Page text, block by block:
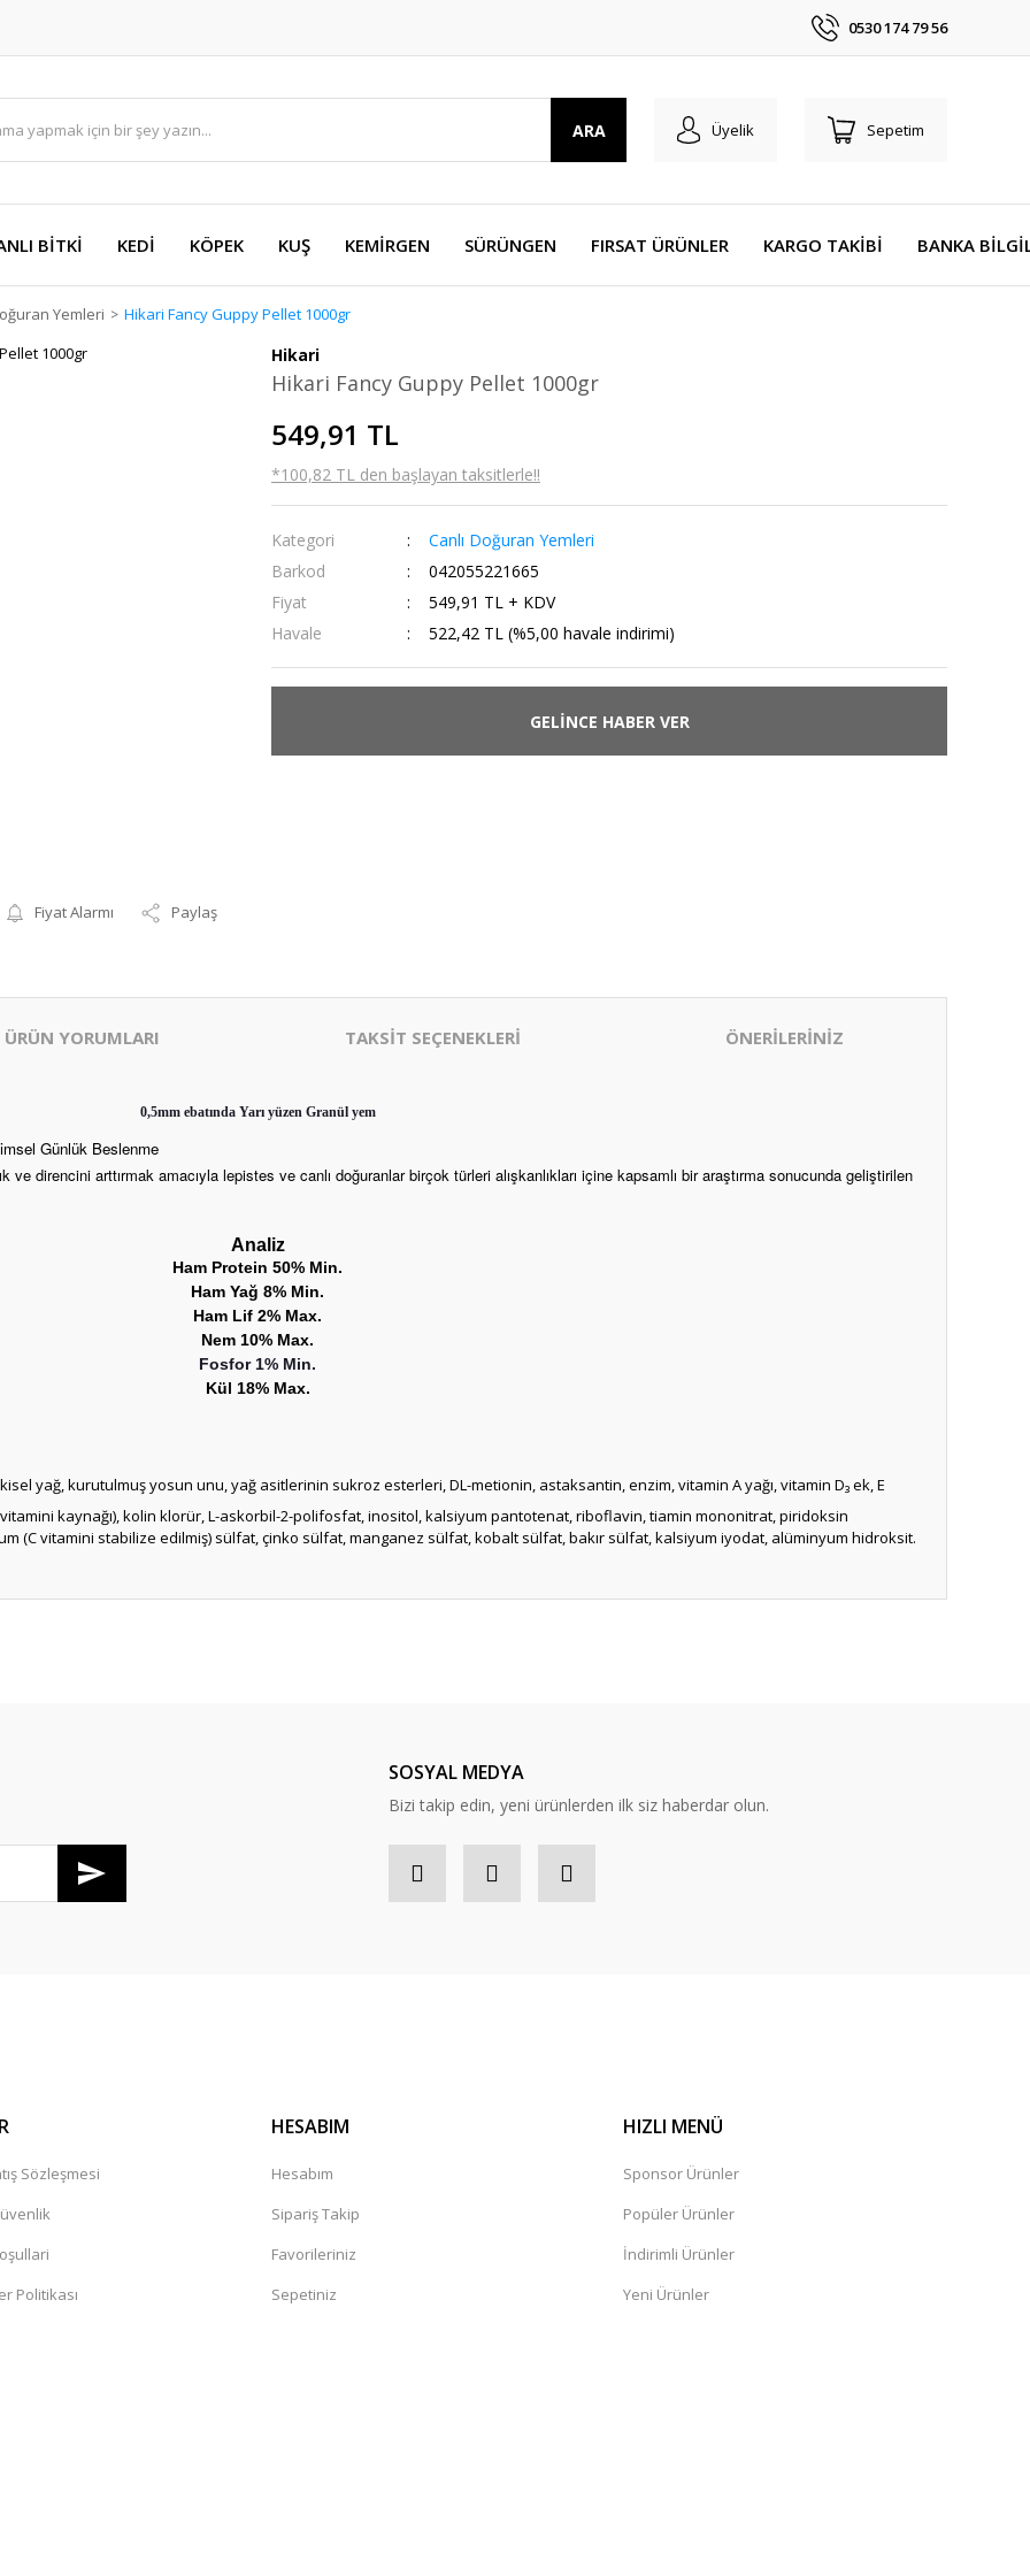
0530 174 79 56
ARA Üyelik Sepetim
BİTKİ KEDİ KÖPEK KUŞ KEMİRGEN SÜRÜNGEN FIRSAT ÜRÜNLER KARGO TAKİBİ BANKA
Yemleri Hikari Fancy Guppy Pellet 1000gr
Fiyat Alarmı Paylaş
Hikari
Hikari Fancy Guppy Pellet 1000gr
549,91 TL
*100,82 TL den başlayan taksitlerle!!
Kategori
Canlı Doğuran Yemleri
Barkod
042055221665
Fiyat
549,91 TL + KDV
Havale
522,42 TL (%5,00 havale indirimi)
GELİNCE HABER VER
ÜRÜN YORUMLARI TAKSİT SEÇENEKLERİ ÖNERİLERİNİZ
0,5mm ebatında Yarı yüzen Granül yem
Günlük Beslenme
ve direncini arttırmak amacıyla lepistes ve canlı doğuranlar birçok türleri alışkanlıkları içine kapsamlı bir araştırma sonucunda geliştirilen
Analiz
Ham Protein 50% Min.
Ham Yağ 8% Min.
Ham Lif 2% Max.
Nem 10% Max.
Fosfor 1% Min.
Kül 18% Max.
yağ, kurutulmuş yosun unu, yağ asitlerinin sukroz esterleri, DL-metionin, astaksantin, enzim, vitamin A yağı, vitamin D₃ ek, E
kaynağı), kolin klorür, L-askorbil-2-polifosfat, inositol, kalsiyum pantotenat, riboflavin, tiamin mononitrat, piridoksin
(C vitamini stabilize edilmiş) sülfat, çinko sülfat, manganez sülfat, kobalt sülfat, bakır sülfat, kalsiyum iyodat, alüminyum hidroksit.
SOSYAL MEDYA
Bizi takip edin, yeni ürünlerden ilk siz haberdar olun.
Sözleşmesi
Politikası
HESABIM
Hesabım
Sipariş Takip
Favorileriniz
Sepetiniz
HIZLI MENÜ
Sponsor Ürünler
Popüler Ürünler
İndirimli Ürünler
Yeni Ürünler